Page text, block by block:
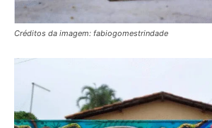
Créditos da imagem: fabiogomestrindade